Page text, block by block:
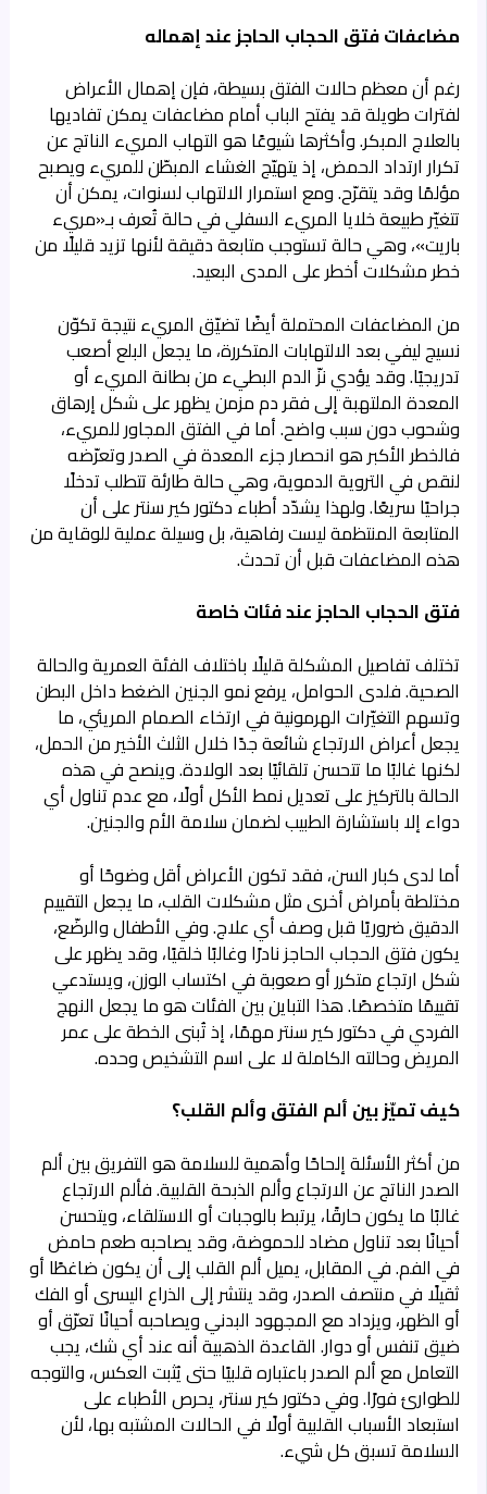
مضاعفات فتق الحجاب الحاجز عند إهماله
رغم أن معظم حالات الفتق بسيطة، فإن إهمال الأعراض
لفترات طويلة قد يفتح الباب أمام مضاعفات يمكن تفاديها
بالعلاج المبكر. وأكثرها شيوعًا هو التهاب المريء الناتج عن
تكرار ارتداد الحمض، إذ يتهيّج الغشاء المبطّن للمريء ويصبح
مؤلمًا وقد يتقرّح. ومع استمرار الالتهاب لسنوات، يمكن أن
تتغيّر طبيعة خلايا المريء السفلي في حالة تُعرف بـ«مريء
باريت»، وهي حالة تستوجب متابعة دقيقة لأنها تزيد قليلًا من
خطر مشكلات أخطر على المدى البعيد.
من المضاعفات المحتملة أيضًا تضيّق المريء نتيجة تكوّن
نسيج ليفي بعد الالتهابات المتكررة، ما يجعل البلع أصعب
تدريجيًا. وقد يؤدي نزّ الدم البطيء من بطانة المريء أو
المعدة الملتهبة إلى فقر دم مزمن يظهر على شكل إرهاق
وشحوب دون سبب واضح. أما في الفتق المجاور للمريء،
فالخطر الأكبر هو انحصار جزء المعدة في الصدر وتعرّضه
لنقص في التروية الدموية، وهي حالة طارئة تتطلب تدخلًا
جراحيًا سريعًا. ولهذا يشدّد أطباء دكتور كير سنتر على أن
المتابعة المنتظمة ليست رفاهية، بل وسيلة عملية للوقاية من
هذه المضاعفات قبل أن تحدث.
فتق الحجاب الحاجز عند فئات خاصة
تختلف تفاصيل المشكلة قليلًا باختلاف الفئة العمرية والحالة
الصحية. فلدى الحوامل، يرفع نمو الجنين الضغط داخل البطن
وتسهم التغيّرات الهرمونية في ارتخاء الصمام المريئي، ما
يجعل أعراض الارتجاع شائعة جدًا خلال الثلث الأخير من الحمل،
لكنها غالبًا ما تتحسن تلقائيًا بعد الولادة. وينصح في هذه
الحالة بالتركيز على تعديل نمط الأكل أولًا، مع عدم تناول أي
دواء إلا باستشارة الطبيب لضمان سلامة الأم والجنين.
أما لدى كبار السن، فقد تكون الأعراض أقل وضوحًا أو
مختلطة بأمراض أخرى مثل مشكلات القلب، ما يجعل التقييم
الدقيق ضروريًا قبل وصف أي علاج. وفي الأطفال والرضّع،
يكون فتق الحجاب الحاجز نادرًا وغالبًا خلقيًا، وقد يظهر على
شكل ارتجاع متكرر أو صعوبة في اكتساب الوزن، ويستدعي
تقييمًا متخصصًا. هذا التباين بين الفئات هو ما يجعل النهج
الفردي في دكتور كير سنتر مهمًا، إذ تُبنى الخطة على عمر
المريض وحالته الكاملة لا على اسم التشخيص وحده.
كيف تميّز بين ألم الفتق وألم القلب؟
من أكثر الأسئلة إلحاحًا وأهمية للسلامة هو التفريق بين ألم
الصدر الناتج عن الارتجاع وألم الذبحة القلبية. فألم الارتجاع
غالبًا ما يكون حارقًا، يرتبط بالوجبات أو الاستلقاء، ويتحسن
أحيانًا بعد تناول مضاد للحموضة، وقد يصاحبه طعم حامض
في الفم. في المقابل، يميل ألم القلب إلى أن يكون ضاغطًا أو
ثقيلًا في منتصف الصدر، وقد ينتشر إلى الذراع اليسرى أو الفك
أو الظهر، ويزداد مع المجهود البدني ويصاحبه أحيانًا تعرّق أو
ضيق تنفس أو دوار. القاعدة الذهبية أنه عند أي شك، يجب
التعامل مع ألم الصدر باعتباره قلبيًا حتى يُثبت العكس، والتوجه
للطوارئ فورًا. وفي دكتور كير سنتر، يحرص الأطباء على
استبعاد الأسباب القلبية أولًا في الحالات المشتبه بها، لأن
السلامة تسبق كل شيء.